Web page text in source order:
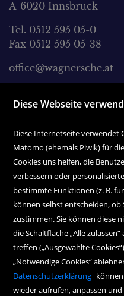
A-6020 Innsbruck
Tel. 0512 595 05-0
Fax 0512 595 05-38
office@wagnersche.at
9.00 Uhr bis 18.30 Uhr
Samstag:
9.00 Uhr bis 17.00 Uhr
Fahrradicon
Diese Webseite
Diese Internetseite verwendet
Matomo (ehemals Piwik) für
Cookies uns helfen, die
verbessern oder
bestimmte Funktionen (z. B.
können selbst entscheiden,
zustimmen. Sie können diese
die Schaltfläche „Alle
treffen („Ausgewählte
„Notwendige Cookies“
Datenschutzerklärung
wieder aufrufen, anpassen